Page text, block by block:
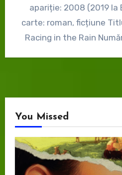
apariție: 2008 (2019 la
carte: roman, ficțiune
Racing in the Rain
You Missed